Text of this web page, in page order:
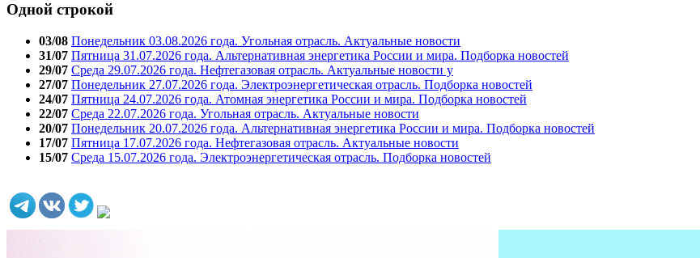
Одной строкой
03/08 Понедельник 03.08.2026 года. Угольная отрасль. Актуальные новости
31/07 Пятница 31.07.2026 года. Альтернативная энергетика России и мира. Подборка новостей
29/07 Среда 29.07.2026 года. Нефтегазовая отрасль. Актуальные новости у
27/07 Понедельник 27.07.2026 года. Электроэнергетическая отрасль. Подборка новостей
24/07 Пятница 24.07.2026 года. Атомная энергетика России и мира. Подборка новостей
22/07 Среда 22.07.2026 года. Угольная отрасль. Актуальные новости
20/07 Понедельник 20.07.2026 года. Альтернативная энергетика России и мира. Подборка новостей
17/07 Пятница 17.07.2026 года. Нефтегазовая отрасль. Актуальные новости
15/07 Среда 15.07.2026 года. Электроэнергетическая отрасль. Подборка новостей